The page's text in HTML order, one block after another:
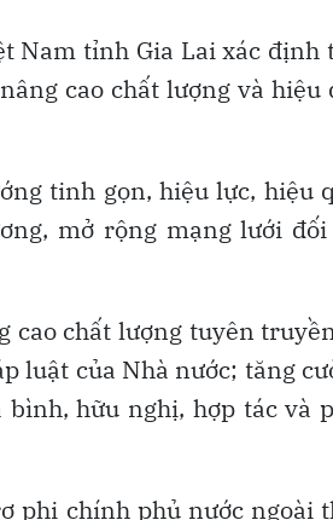
Nam tỉnh Gia Lai xác định
cao chất lượng và hiệu
tinh gọn, hiệu lực, hiệu
mở rộng mạng lưới
cao chất lượng tuyên
luật của Nhà nước; tăng
bình, hữu nghị, hợp tác và
phi chính phủ nước ngoài